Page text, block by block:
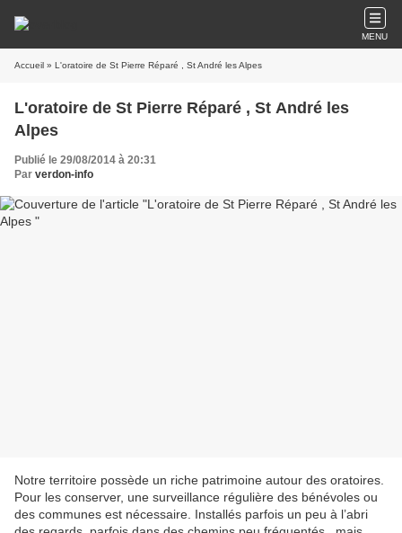
MENU
Accueil » L'oratoire de St Pierre Réparé , St André les Alpes
L'oratoire de St Pierre Réparé , St André les
Alpes
Publié le 29/08/2014 à 20:31
Par verdon-info
Notre territoire possède un riche patrimoine autour des oratoires.
Pour les conserver, une surveillance régulière des bénévoles ou
des communes est nécessaire. Installés parfois un peu à l’abri